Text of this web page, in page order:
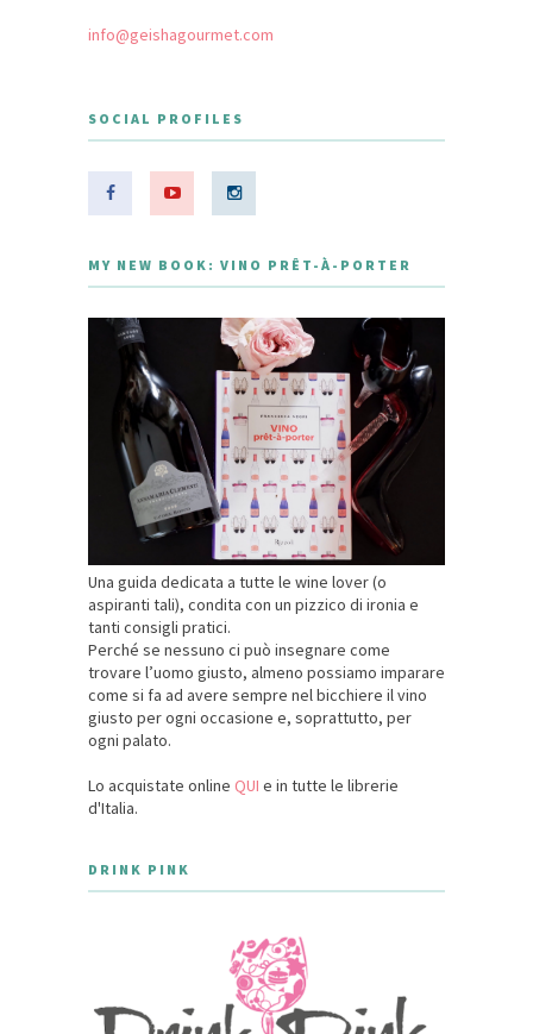
info@geishagourmet.com
SOCIAL PROFILES
MY NEW BOOK: VINO PRÊT-À-PORTER
Una guida dedicata a tutte le wine lover (o
aspiranti tali), condita con un pizzico di ironia e
tanti consigli pratici.
Perché se nessuno ci può insegnare come
trovare l’uomo giusto, almeno possiamo imparare
come si fa ad avere sempre nel bicchiere il vino
giusto per ogni occasione e, soprattutto, per
ogni palato.
Lo acquistate online QUI e in tutte le librerie
d'Italia.
DRINK PINK